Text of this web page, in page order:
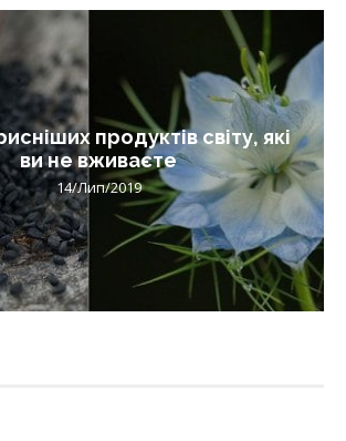
продуктів світу, які
ви не вживаєте
14/Лип/2019